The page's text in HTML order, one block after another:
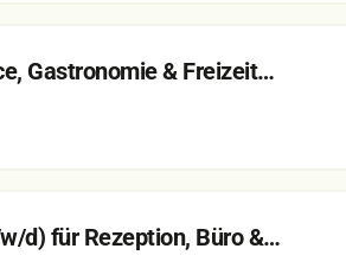
Gastronomie & Freizeit…
d) für Rezeption, Büro &…